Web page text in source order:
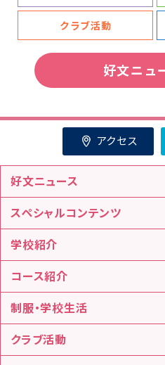
クラブ活動
好文ニュ
アクセス
好文ニュース
スペシャルコンテンツ
学校紹介
コース紹介
制服・学校生活
クラブ活動